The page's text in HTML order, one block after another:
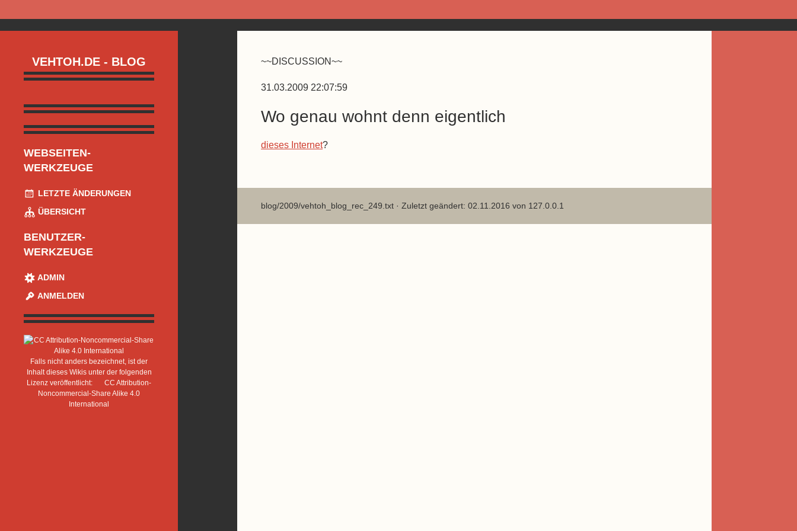
VEHTOH.DE - BLOG
WEBSEITEN-
WERKZEUGE
LETZTE ÄNDERUNGEN
ÜBERSICHT
BENUTZER-
WERKZEUGE
ADMIN
ANMELDEN
Falls nicht anders bezeichnet, ist der
Inhalt dieses Wikis unter der folgenden
Lizenz veröffentlicht:
CC Attribution-
Noncommercial-Share Alike 4.0
International
~~DISCUSSION~~
31.03.2009 22:07:59
Wo genau wohnt denn eigentlich
dieses Internet?
blog/2009/vehtoh_blog_rec_249.txt · Zuletzt geändert: 02.11.2016 von 127.0.0.1